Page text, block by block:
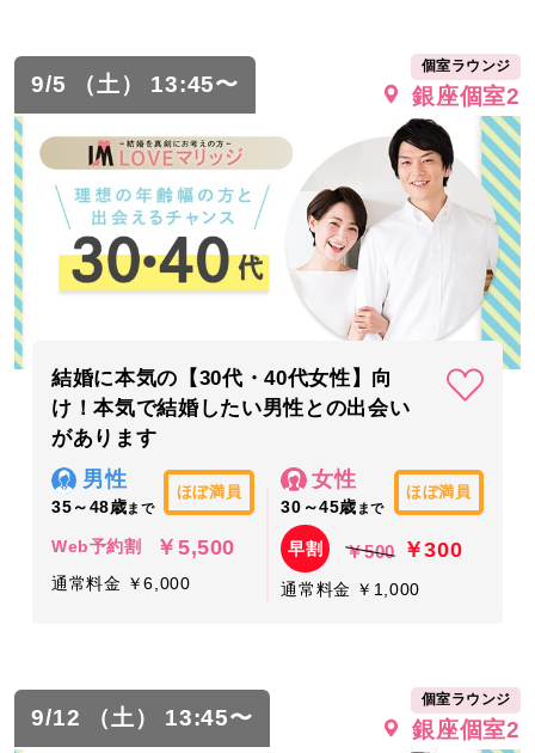
9/5 （土） 13:45〜
個室ラウンジ
銀座個室2
結婚に本気の【30代・40代女性】向
け！本気で結婚したい男性との出会い
があります
男性
35～48歳まで
ほぼ満員
Web予約割 ￥5,500
通常料金 ￥6,000
女性
30～45歳 まで
ほぼ満員
早割 ￥500 ￥300
通常料金 ￥1,000
9/12 （土） 13:45〜
個室ラウンジ
銀座個室2